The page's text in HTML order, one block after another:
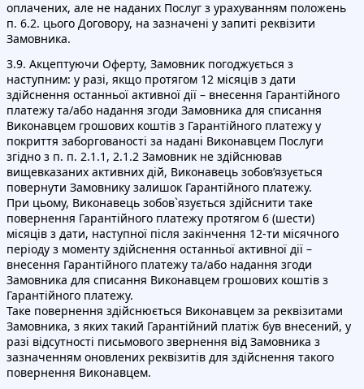
оплачених, але не наданих Послуг з урахуванням положень
п. 6.2. цього Договору, на зазначені у запиті реквізити
Замовника.
3.9. Акцептуючи Оферту, Замовник погоджується з
наступним: у разі, якщо протягом 12 місяців з дати
здійснення останньої активної дії – внесення Гарантійного
платежу та/або надання згоди Замовника для списання
Виконавцем грошових коштів з Гарантійного платежу у
покриття заборгованості за надані Виконавцем Послуги
згідно з п. п. 2.1.1, 2.1.2 Замовник не здійснював
вищевказаних активних дій, Виконавець зобов’язується
повернути Замовнику залишок Гарантійного платежу.
При цьому, Виконавець зобов`язується здійснити таке
повернення Гарантійного платежу протягом 6 (шести)
місяців з дати, наступної після закінчення 12-ти місячного
періоду з моменту здійснення останньої активної дії –
внесення Гарантійного платежу та/або надання згоди
Замовника для списання Виконавцем грошових коштів з
Гарантійного платежу.
Таке повернення здійснюється Виконавцем за реквізитами
Замовника, з яких такий Гарантійний платіж був внесений, у
разі відсутності письмового звернення від Замовника з
зазначенням оновлених реквізитів для здійснення такого
повернення Виконавцем.